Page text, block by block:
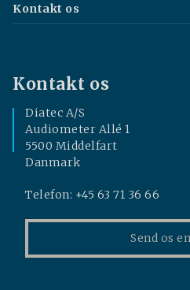
Kontakt os
Kontakt os
Diatec A/S
Audiometer Allé 1
5500 Middelfart
Danmark
Telefon: +45 63 71 36 66
Send os